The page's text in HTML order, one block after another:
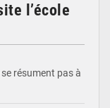
l’école
résument pas à